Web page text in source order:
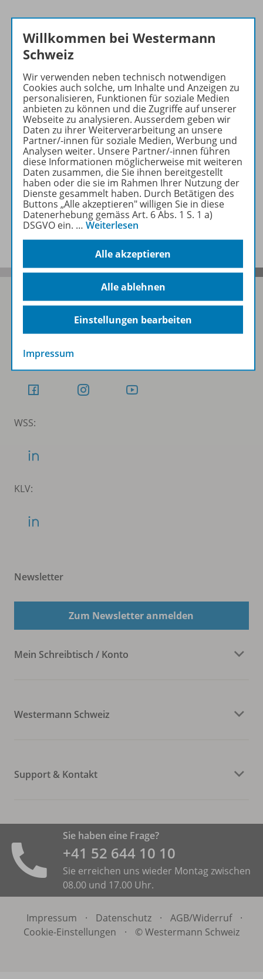
Produktinformationen
Beschreibung
Zugehörige Produkte
Lösungen
Benachrichtigungs-Service
Folgen Sie uns auf Social Media
Schubi:
WSS:
KLV:
Newsletter
Zum Newsletter anmelden
Mein Schreibtisch / Konto
Westermann Schweiz
Support & Kontakt
Sie haben eine Frage?
+41 52 644 10 10
Sie erreichen uns wieder Montag zwischen
08.00 und 17.00 Uhr.
Impressum · Datenschutz · AGB/Widerruf
·
Cookie-Einstellungen
· © Westermann Schweiz
Willkommen bei Westermann
Schweiz
Wir verwenden neben technisch notwendigen
Cookies auch solche, um Inhalte und Anzeigen zu
personalisieren, Funktionen für soziale Medien
anbieten zu können und die Zugriffe auf unserer
Webseite zu analysieren. Ausserdem geben wir
Daten zu ihrer Weiterverarbeitung an unsere
Partner/-innen für soziale Medien, Werbung und
Analysen weiter. Unsere Partner/-innen führen
diese Informationen möglicherweise mit weiteren
Daten zusammen, die Sie ihnen bereitgestellt
haben oder die sie im Rahmen Ihrer Nutzung der
Dienste gesammelt haben. Durch Betätigen des
Buttons „Alle akzeptieren" willigen Sie in diese
Datenerhebung gemäss Art. 6 Abs. 1 S. 1 a)
DSGVO ein. … Weiterlesen
Alle akzeptieren
Alle ablehnen
Einstellungen bearbeiten
Impressum